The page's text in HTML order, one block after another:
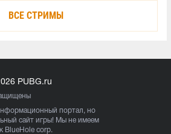
ВСЕ СТРИМЫ
PUBG.ru
портал, но
сайт игры! Мы не имеем
BlueHole corp.